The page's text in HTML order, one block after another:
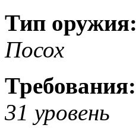
Тип оружия:
Посох
Требования:
31 уровень